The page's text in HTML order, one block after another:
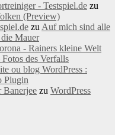
- Testspiel.de zu
(Preview)
zu Auf mich sind alle
Mauer
- Rainers kleine Welt
des Verfalls
ou blog WordPress :
Plugin
Banerjee zu WordPress